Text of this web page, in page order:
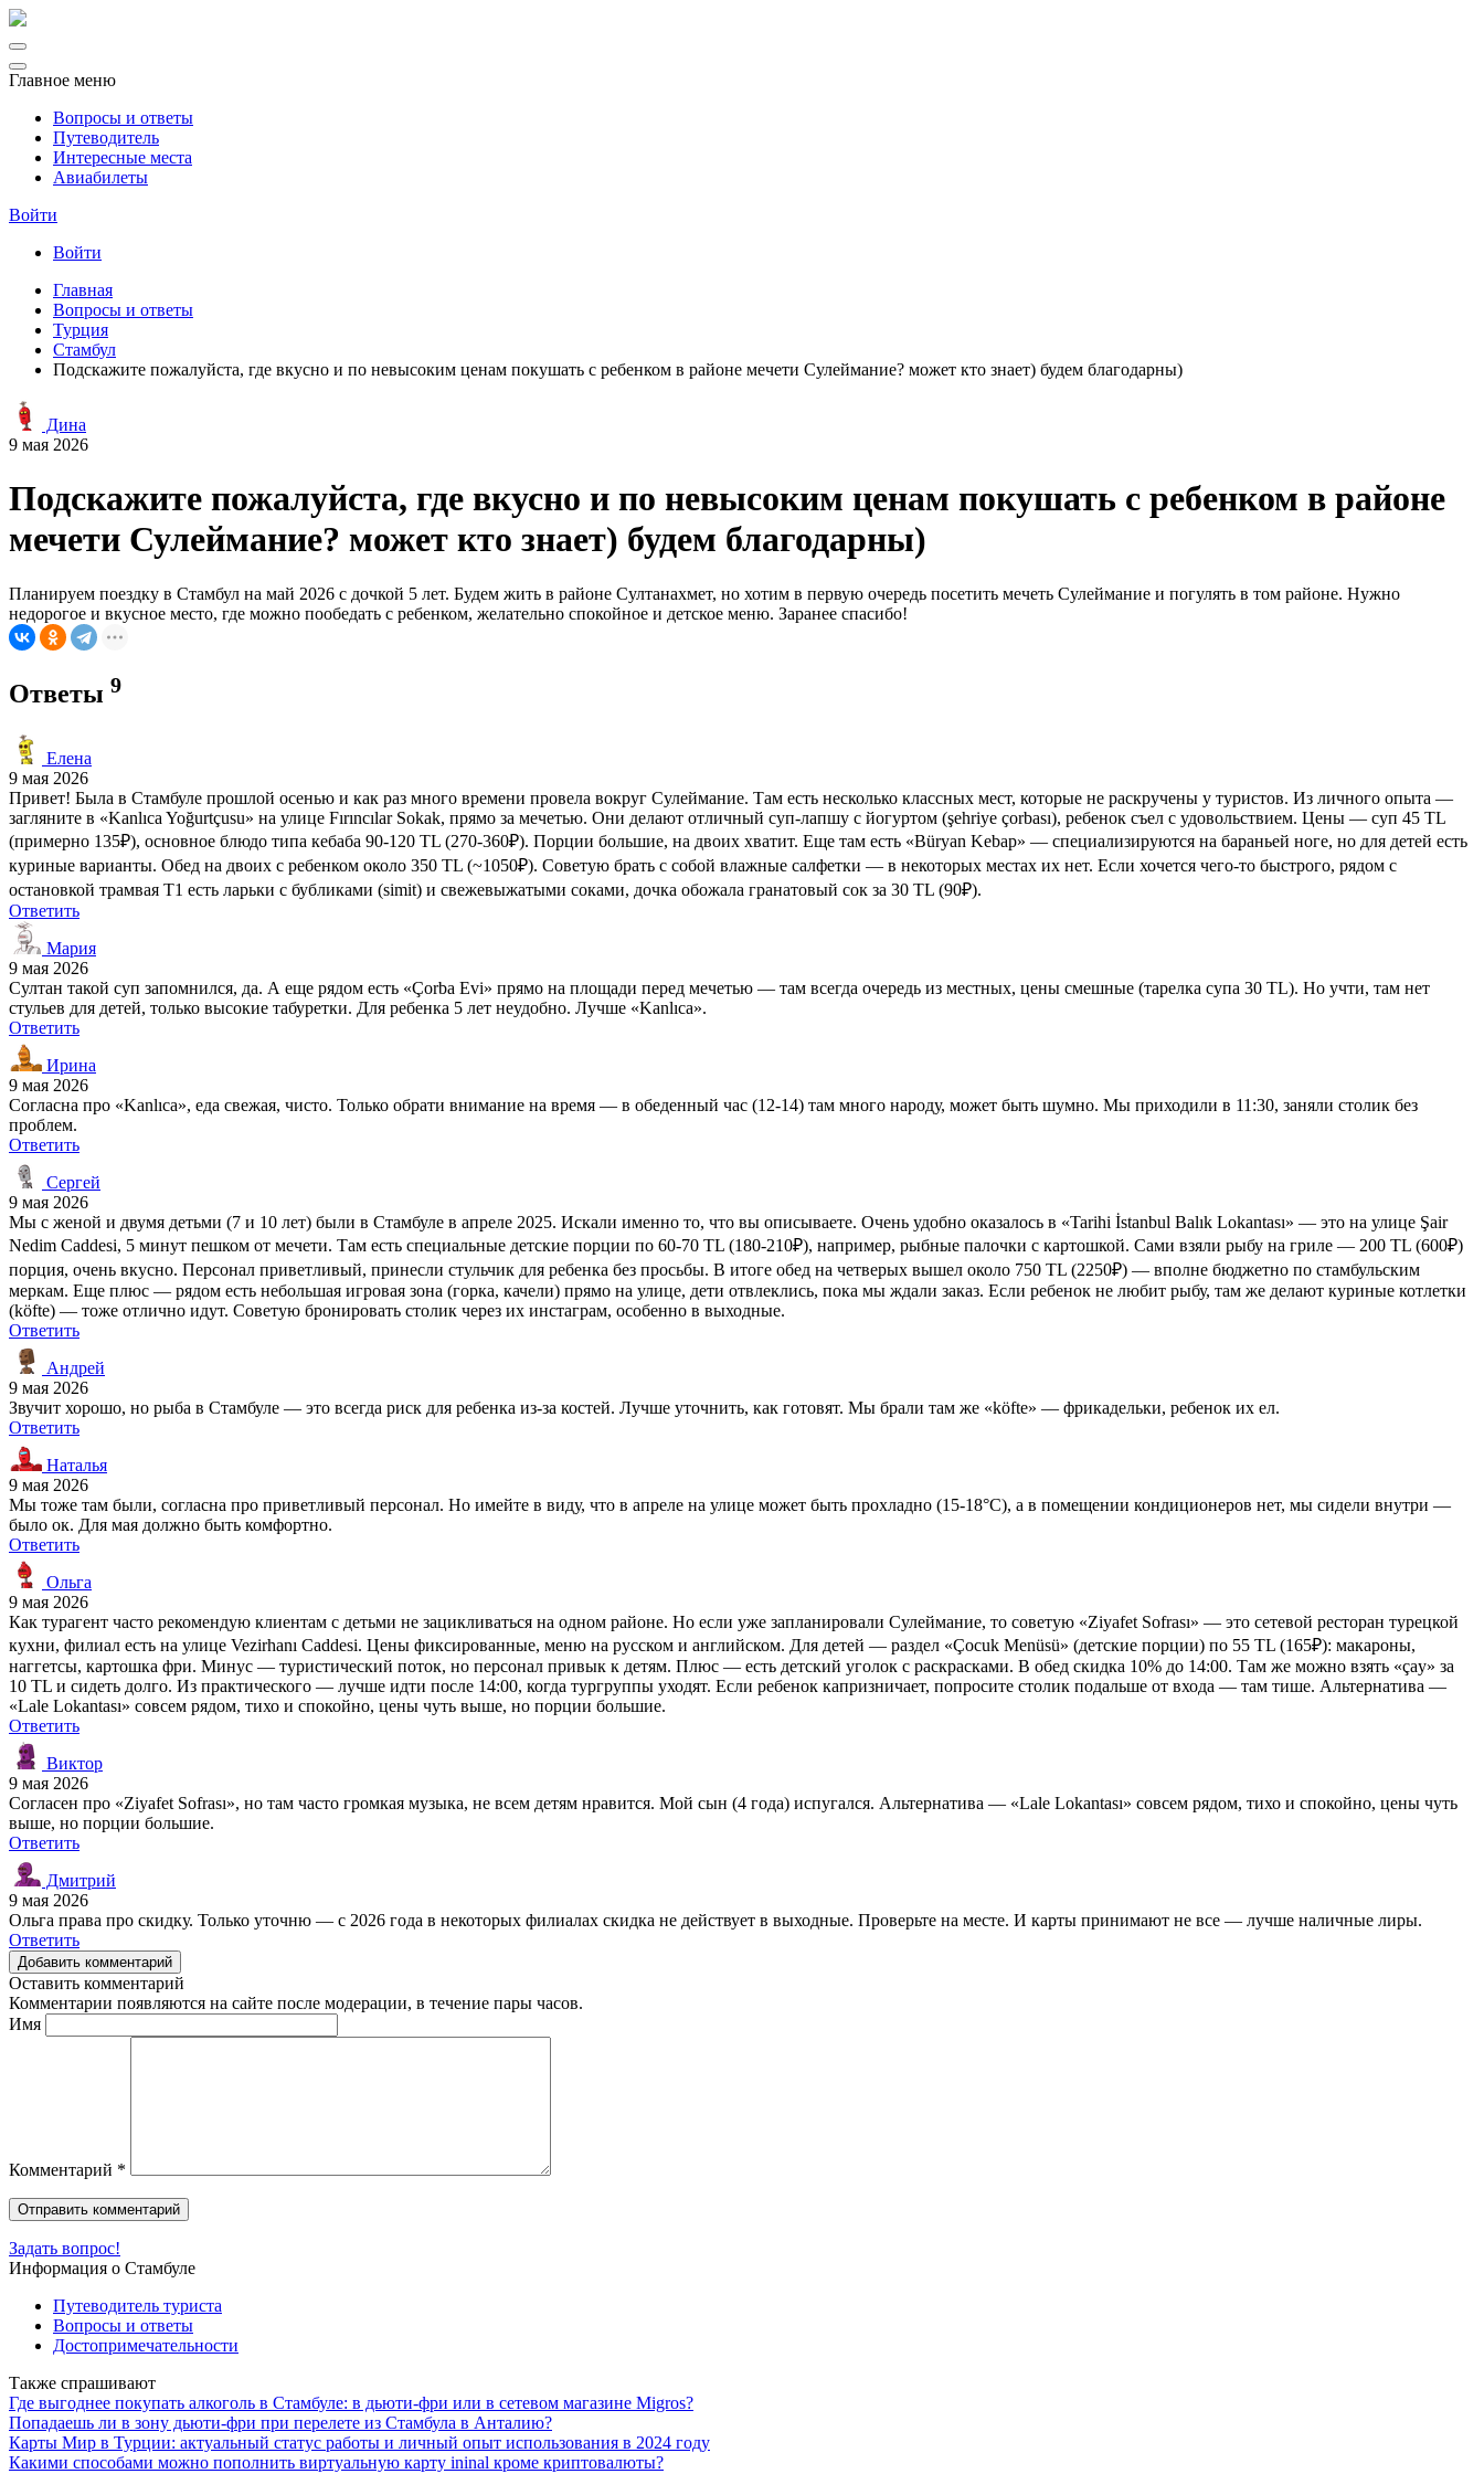
Главное меню
Вопросы и ответы
Путеводитель
Интересные места
Авиабилеты
Войти
Войти
Главная
Вопросы и ответы
Турция
Стамбул
Подскажите пожалуйста, где вкусно и по невысоким ценам покушать с ребенком в районе мечети Сулеймание? может кто знает) будем благодарны)
Дина
9 мая 2026
Подскажите пожалуйста, где вкусно и по невысоким ценам покушать с ребенком в районе
мечети Сулеймание? может кто знает) будем благодарны)
Планируем поездку в Стамбул на май 2026 с дочкой 5 лет. Будем жить в районе Султанахмет, но хотим в первую очередь посетить мечеть Сулеймание и погулять в том районе. Нужно
недорогое и вкусное место, где можно пообедать с ребенком, желательно спокойное и детское меню. Заранее спасибо!
Ответы 9
Елена
9 мая 2026
Привет! Была в Стамбуле прошлой осенью и как раз много времени провела вокруг Сулеймание. Там есть несколько классных мест, которые не раскручены у туристов. Из личного опыта —
загляните в «Kanlıca Yoğurtçusu» на улице Fırıncılar Sokak, прямо за мечетью. Они делают отличный суп-лапшу с йогуртом (şehriye çorbası), ребенок съел с удовольствием. Цены — суп 45 TL
(примерно 135₽), основное блюдо типа кебаба 90-120 TL (270-360₽). Порции большие, на двоих хватит. Еще там есть «Büryan Kebap» — специализируются на бараньей ноге, но для детей есть
куриные варианты. Обед на двоих с ребенком около 350 TL (~1050₽). Советую брать с собой влажные салфетки — в некоторых местах их нет. Если хочется чего-то быстрого, рядом с
остановкой трамвая T1 есть ларьки с бубликами (simit) и свежевыжатыми соками, дочка обожала гранатовый сок за 30 TL (90₽).
Ответить
Мария
9 мая 2026
Султан такой суп запомнился, да. А еще рядом есть «Çorba Evi» прямо на площади перед мечетью — там всегда очередь из местных, цены смешные (тарелка супа 30 TL). Но учти, там нет
стульев для детей, только высокие табуретки. Для ребенка 5 лет неудобно. Лучше «Kanlıca».
Ответить
Ирина
9 мая 2026
Согласна про «Kanlıca», еда свежая, чисто. Только обрати внимание на время — в обеденный час (12-14) там много народу, может быть шумно. Мы приходили в 11:30, заняли столик без
проблем.
Ответить
Сергей
9 мая 2026
Мы с женой и двумя детьми (7 и 10 лет) были в Стамбуле в апреле 2025. Искали именно то, что вы описываете. Очень удобно оказалось в «Tarihi İstanbul Balık Lokantası» — это на улице Şair
Nedim Caddesi, 5 минут пешком от мечети. Там есть специальные детские порции по 60-70 TL (180-210₽), например, рыбные палочки с картошкой. Сами взяли рыбу на гриле — 200 TL (600₽)
порция, очень вкусно. Персонал приветливый, принесли стульчик для ребенка без просьбы. В итоге обед на четверых вышел около 750 TL (2250₽) — вполне бюджетно по стамбульским
меркам. Еще плюс — рядом есть небольшая игровая зона (горка, качели) прямо на улице, дети отвлеклись, пока мы ждали заказ. Если ребенок не любит рыбу, там же делают куриные котлетки
(köfte) — тоже отлично идут. Советую бронировать столик через их инстаграм, особенно в выходные.
Ответить
Андрей
9 мая 2026
Звучит хорошо, но рыба в Стамбуле — это всегда риск для ребенка из-за костей. Лучше уточнить, как готовят. Мы брали там же «köfte» — фрикадельки, ребенок их ел.
Ответить
Наталья
9 мая 2026
Мы тоже там были, согласна про приветливый персонал. Но имейте в виду, что в апреле на улице может быть прохладно (15-18°C), а в помещении кондиционеров нет, мы сидели внутри —
было ок. Для мая должно быть комфортно.
Ответить
Ольга
9 мая 2026
Как турагент часто рекомендую клиентам с детьми не зацикливаться на одном районе. Но если уже запланировали Сулеймание, то советую «Ziyafet Sofrası» — это сетевой ресторан турецкой
кухни, филиал есть на улице Vezirhanı Caddesi. Цены фиксированные, меню на русском и английском. Для детей — раздел «Çocuk Menüsü» (детские порции) по 55 TL (165₽): макароны,
наггетсы, картошка фри. Минус — туристический поток, но персонал привык к детям. Плюс — есть детский уголок с раскрасками. В обед скидка 10% до 14:00. Там же можно взять «çay» за
10 TL и сидеть долго. Из практического — лучше идти после 14:00, когда тургруппы уходят. Если ребенок капризничает, попросите столик подальше от входа — там тише. Альтернатива —
«Lale Lokantası» совсем рядом, тихо и спокойно, цены чуть выше, но порции большие.
Ответить
Виктор
9 мая 2026
Согласен про «Ziyafet Sofrası», но там часто громкая музыка, не всем детям нравится. Мой сын (4 года) испугался. Альтернатива — «Lale Lokantası» совсем рядом, тихо и спокойно, цены чуть
выше, но порции большие.
Ответить
Дмитрий
9 мая 2026
Ольга права про скидку. Только уточню — с 2026 года в некоторых филиалах скидка не действует в выходные. Проверьте на месте. И карты принимают не все — лучше наличные лиры.
Ответить
Добавить комментарий
Оставить комментарий
Комментарии появляются на сайте после модерации, в течение пары часов.
Имя
Комментарий *
Задать вопрос!
Информация о Стамбуле
Путеводитель туриста
Вопросы и ответы
Достопримечательности
Также спрашивают
Где выгоднее покупать алкоголь в Стамбуле: в дьюти-фри или в сетевом магазине Migros?
Попадаешь ли в зону дьюти-фри при перелете из Стамбула в Анталию?
Карты Мир в Турции: актуальный статус работы и личный опыт использования в 2024 году
Какими способами можно пополнить виртуальную карту ininal кроме криптовалюты?